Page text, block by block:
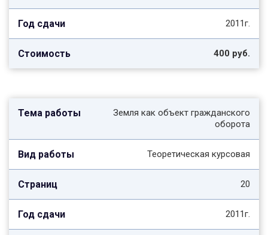
2011г.
400 руб.
Земля как объект гражданского
оборота
Теоретическая курсовая
20
2011г.